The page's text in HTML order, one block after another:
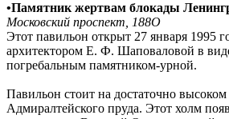
•Памятник жертвам блокады
Московский проспект, 188О
Этот павильон открыт 27 января 1995
архитектором Е. Ф. Шаповаловой в
погребальным памятником-урной.
Павильон стоит на достаточно высоком
Адмиралтейского пруда. Этот холм